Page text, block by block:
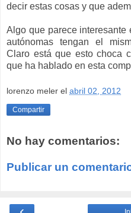
decir estas cosas y que
Algo que parece
autónomas tengan el
Claro está que esto choca
que ha hablado en esta
lorenzo meler el abril 02, 2012
Compartir
No hay comentarios:
Publicar un